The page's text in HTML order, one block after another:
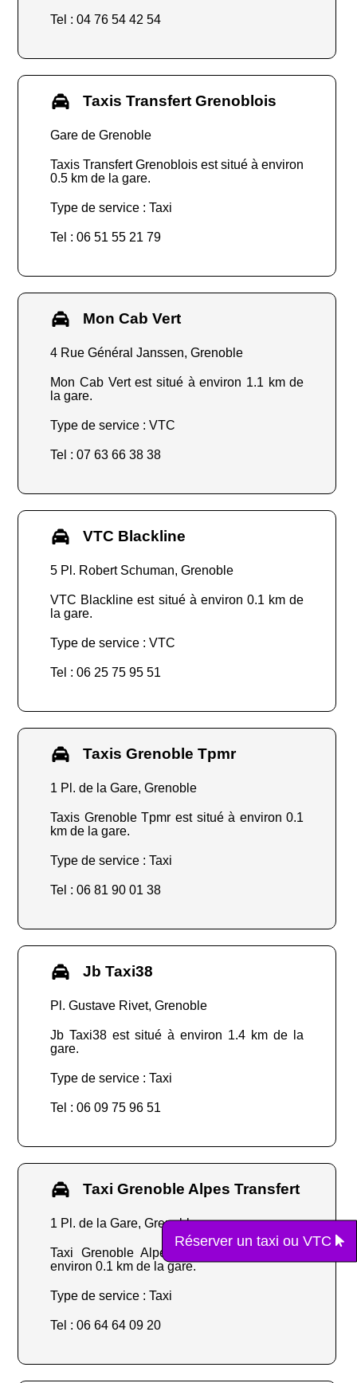
Tel : 04 76 54 42 54
Taxis Transfert Grenoblois
Gare de Grenoble
Taxis Transfert Grenoblois est situé à environ
0.5 km de la gare.
Type de service : Taxi
Tel : 06 51 55 21 79
Mon Cab Vert
4 Rue Général Janssen, Grenoble
Mon Cab Vert est situé à environ 1.1 km de
la gare.
Type de service : VTC
Tel : 07 63 66 38 38
VTC Blackline
5 Pl. Robert Schuman, Grenoble
VTC Blackline est situé à environ 0.1 km de
la gare.
Type de service : VTC
Tel : 06 25 75 95 51
Taxis Grenoble Tpmr
1 Pl. de la Gare, Grenoble
Taxis Grenoble Tpmr est situé à environ 0.1
km de la gare.
Type de service : Taxi
Tel : 06 81 90 01 38
Jb Taxi38
Pl. Gustave Rivet, Grenoble
Jb Taxi38 est situé à environ 1.4 km de la
gare.
Type de service : Taxi
Tel : 06 09 75 96 51
Taxi Grenoble Alpes Transfert
1 Pl. de la Gare, Grenoble
Taxi Grenoble Alpes Transfert est situé à
environ 0.1 km de la gare.
Type de service : Taxi
Tel : 06 64 64 09 20
Réserver un taxi ou VTC